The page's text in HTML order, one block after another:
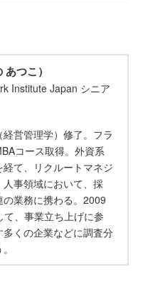
つこ）
Institute Japan シニア
営管理学）修了。フラ
コース取得。外資系
て、リクルートマネジ
人事領域において、採
業務に携わる。2009
、事業立ち上げに参
くの企業などに調査分